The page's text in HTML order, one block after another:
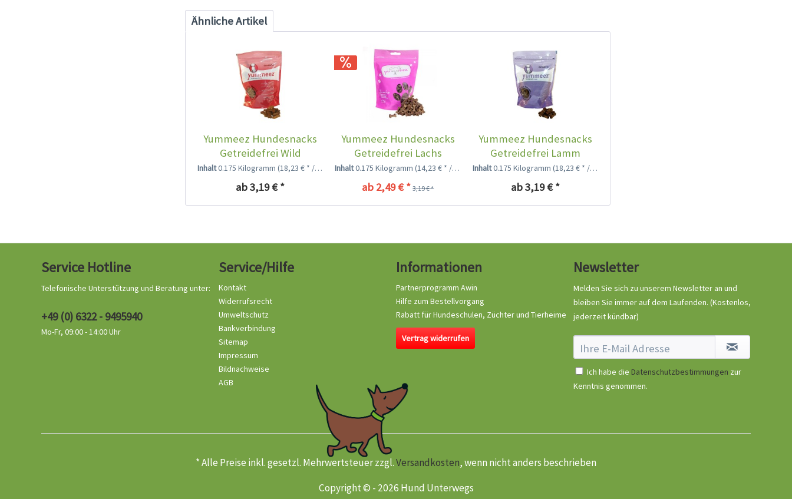
Ähnliche Artikel
Yummeez Hundesnacks
Getreidefrei Wild
Inhalt0.175 Kilogramm (18,23 € * / 1 Kilogramm)
ab 3,19 € *
Yummeez Hundesnacks
Getreidefrei Lachs
Inhalt0.175 Kilogramm(14,23 € * / 1 Kilogramm)
ab 2,49 € * 3,19 € *
Yummeez Hundesnacks
Getreidefrei Lamm
Inhalt0.175 Kilogramm (18,23 € * / 1 Kilogramm)
ab 3,19 € *
Service Hotline
Telefonische Unterstützung und Beratung unter:
+49 (0) 6322 - 9495940
Mo-Fr, 09:00 - 14:00 Uhr
Service/Hilfe
Kontakt
Widerrufsrecht
Umweltschutz
Bankverbindung
Sitemap
Impressum
Bildnachweise
AGB
Informationen
Partnerprogramm Awin
Hilfe zum Bestellvorgang
Rabatt für Hundeschulen, Züchter und Tierheime
Vertrag widerrufen
Newsletter
Melden Sie sich zu unserem Newsletter an und
bleiben Sie immer auf dem Laufenden. (Kostenlos,
jederzeit kündbar)
Ich habe die Datenschutzbestimmungen zur
Kenntnis genommen.
* Alle Preise inkl. gesetzl. Mehrwertsteuer zzgl.Versandkosten, wenn nicht anders beschrieben
Copyright © - 2026 Hund Unterwegs